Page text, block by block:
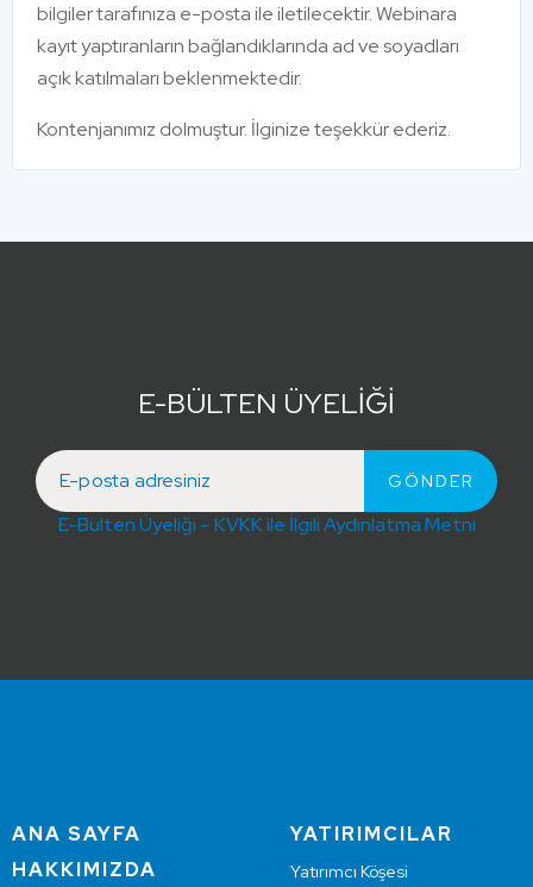
bilgiler tarafınıza e-posta ile iletilecektir. Webinara
kayıt yaptıranların bağlandıklarında ad ve soyadları
açık katılmaları beklenmektedir.
Kontenjanımız dolmuştur. İlginize teşekkür ederiz.
E-BÜLTEN ÜYELİĞİ
E-Bülten Üyeliği – KVKK ile İlgili Aydınlatma Metni
ANA SAYFA
HAKKIMIZDA
YATIRIMCILAR
Yatırımcı Köşesi